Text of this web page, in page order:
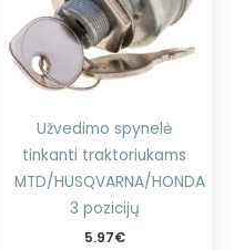
Užvedimo spynelė
tinkanti traktoriukams
MTD/HUSQVARNA/HONDA
3 pozicijų
5.97€